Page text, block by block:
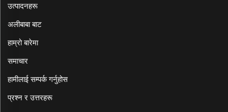
उत्पादनहरू
अलीबाबा बाट
हाम्रो बारेमा
समाचार
हामीलाई सम्पर्क गर्नुहोस
प्रश्न र उत्तरहरू